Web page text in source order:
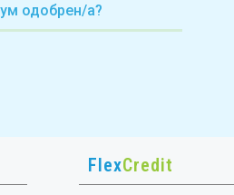
одобрен/а?
FlexCredit